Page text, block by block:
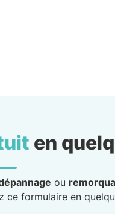
en
ou
ce formulaire en